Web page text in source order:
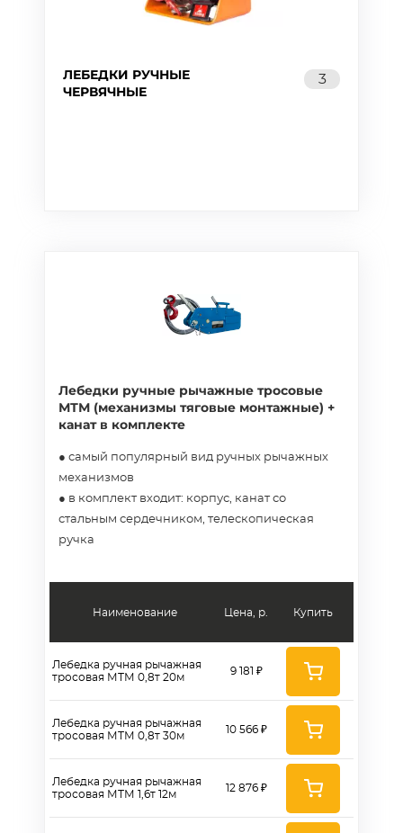
ЛЕБЕДКИ РУЧНЫЕ
ЧЕРВЯЧНЫЕ
3
Лебедки ручные рычажные тросовые
МТМ (механизмы тяговые монтажные) +
канат в комплекте
● самый популярный вид ручных рычажных
механизмов
● в комплект входит: корпус, канат со
стальным сердечником, телескопическая
ручка
Наименование
Лебедка ручная рычажная
тросовая МТМ 0,8т 20м
Лебедка ручная рычажная
тросовая МТМ 0,8т 30м
Лебедка ручная рычажная
тросовая МТМ 1,6т 12м
Цена, р.
9 181 ₽
10 566 ₽
12 876 ₽
Купить